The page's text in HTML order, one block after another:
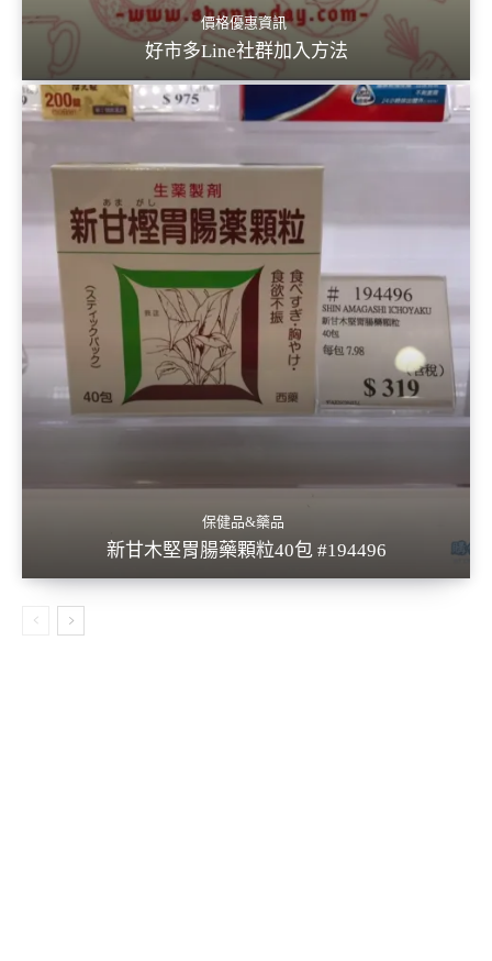
價格優惠資訊
好市多Line社群加入方法
保健品&藥品
新甘木堅胃腸藥顆粒40包 #194496